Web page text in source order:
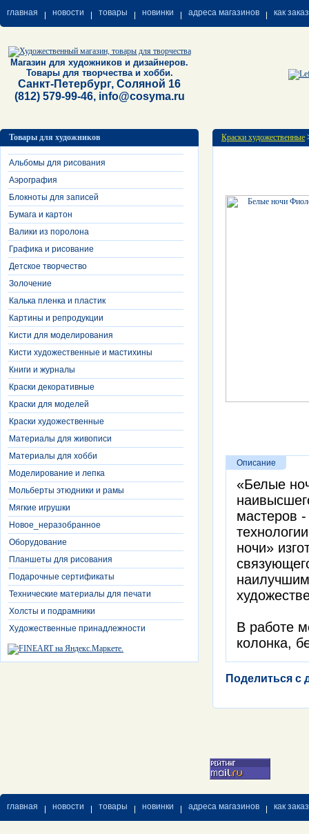
главная новости товары новинки адреса магазинов как
Магазин для художников и дизайнеров.
Товары для творчества и хобби.
Санкт-Петербург, Соляной 16
(812) 579-99-46, info@cosyma.ru
Товары для художников
Альбомы для рисования
Аэрография
Блокноты для записей
Бумага и картон
Валики из поролона
Графика и рисование
Детское творчество
Золочение
Калька пленка и пластик
Картины и репродукции
Кисти для моделирования
Кисти художественные и мастихины
Книги и журналы
Краски декоративные
Краски для моделей
Краски художественные
Материалы для живописи
Материалы для хобби
Моделирование и лепка
Мольберты этюдники и рамы
Мягкие игрушки
Новое_неразобранное
Оборудование
Планшеты для рисования
Подарочные сертификаты
Технические материалы для печати
Холсты и подрамники
Художественные принадлежности
Краски художественные
Описание
«Белые
мастеров
ночи»
В работе
колонка,
Поделиться с
главная новости товары новинки адреса магазинов как